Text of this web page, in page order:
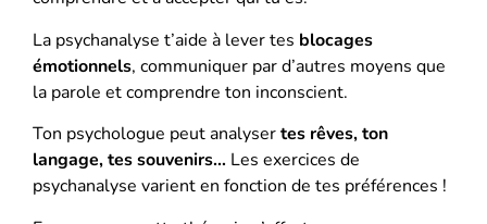
La psychanalyse t’aide à lever tes blocages
émotionnels, communiquer par d’autres moyens que
la parole et comprendre ton inconscient.
Ton psychologue peut analysertes rêves, ton
langage, tes souvenirs… Les exercices de
psychanalyse varient en fonction de tes préférences !